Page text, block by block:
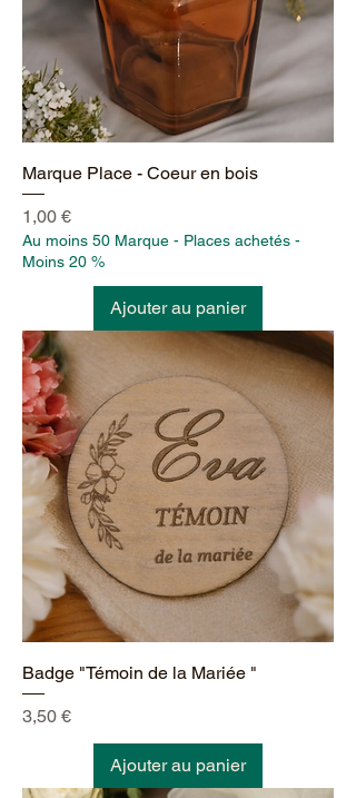
Marque Place - Coeur en bois
Prix
1,00 €
Au moins 50 Marque - Places achetés -
Moins 20 %
Ajouter au panier
Badge "Témoin de la Mariée "
Prix
3,50 €
Ajouter au panier